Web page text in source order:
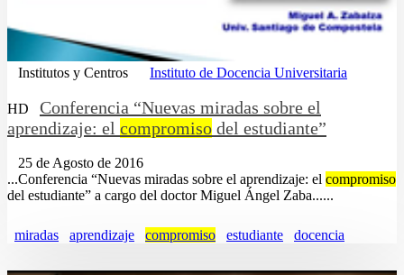
Institutos y Centros Instituto de Docencia Universitaria
HD
Conferencia “Nuevas miradas sobre el
aprendizaje: el compromiso del estudiante”
25 de Agosto de 2016
...Conferencia “Nuevas miradas sobre el aprendizaje: el compromiso
del estudiante” a cargo del doctor Miguel Ángel Zaba......
miradas aprendizaje compromiso estudiante docencia